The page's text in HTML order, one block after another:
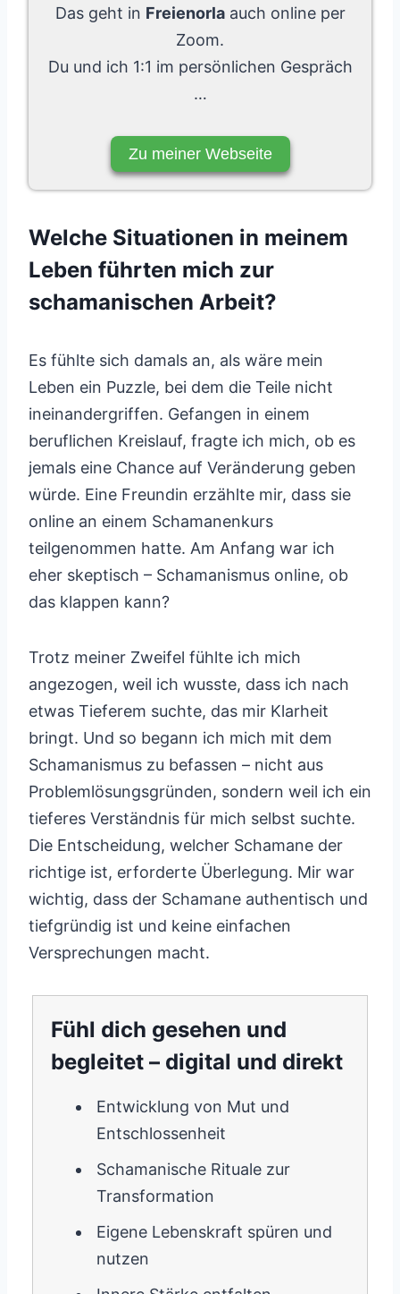
Das geht in Freienorlaauch online per
Zoom.
Du und ich 1:1 im persönlichen Gespräch
…
Zu meiner Webseite
Welche Situationen in meinem
Leben führten mich zur
schamanischen Arbeit?
Es fühlte sich damals an, als wäre mein
Leben ein Puzzle, bei dem die Teile nicht
ineinandergriffen. Gefangen in einem
beruflichen Kreislauf, fragte ich mich, ob es
jemals eine Chance auf Veränderung geben
würde. Eine Freundin erzählte mir, dass sie
online an einem Schamanenkurs
teilgenommen hatte. Am Anfang war ich
eher skeptisch – Schamanismus online, ob
das klappen kann?
Trotz meiner Zweifel fühlte ich mich
angezogen, weil ich wusste, dass ich nach
etwas Tieferem suchte, das mir Klarheit
bringt. Und so begann ich mich mit dem
Schamanismus zu befassen – nicht aus
Problemlösungsgründen, sondern weil ich ein
tieferes Verständnis für mich selbst suchte.
Die Entscheidung, welcher Schamane der
richtige ist, erforderte Überlegung. Mir war
wichtig, dass der Schamane authentisch und
tiefgründig ist und keine einfachen
Versprechungen macht.
Fühl dich gesehen und
begleitet – digital und direkt
Entwicklung von Mut und
Entschlossenheit
Schamanische Rituale zur
Transformation
Eigene Lebenskraft spüren und
nutzen